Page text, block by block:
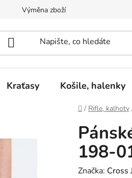
Výměna zboží
Kraťasy Košile, halenky
Domů
/ Rifle, kalhoty
198-
Značka: Cross